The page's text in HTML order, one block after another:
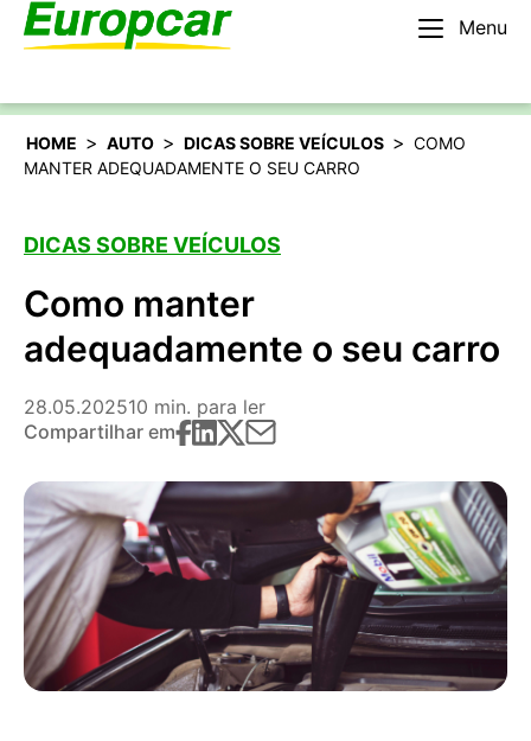
Menu
Português
HOME > AUTO > DICAS SOBRE VEÍCULOS > COMO
MANTER ADEQUADAMENTE O SEU CARRO
DICAS SOBRE VEÍCULOS
Como manter
adequadamente o seu carro
28.05.202510 min. para ler
Compartilhar em